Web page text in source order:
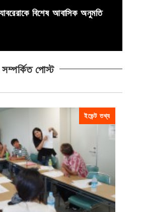
বিশেষ আবাসিক অনুমতি
সম্পর্কিত পোস্ট
ইভেন্ট তথ্য